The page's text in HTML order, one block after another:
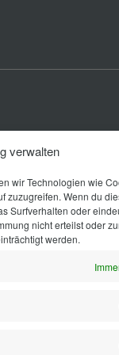
verwalten
wir Technologien wie
zuzugreifen. Wenn du
Surfverhalten oder
nicht erteilst oder
werden.